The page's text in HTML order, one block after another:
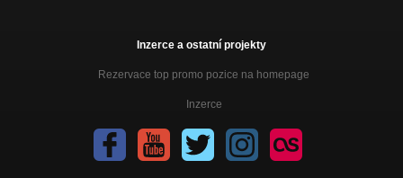
Jedinečný vol.2
Jedinečný vol.2
Hustler Remix (DJ Doemixxx a Rack Rokas)
Inzerce a ostatní projekty
Rezervace top promo pozice na homepage
Inzerce